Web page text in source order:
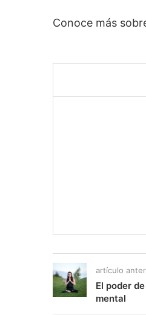
Conoce más
artículo
El poder
mental